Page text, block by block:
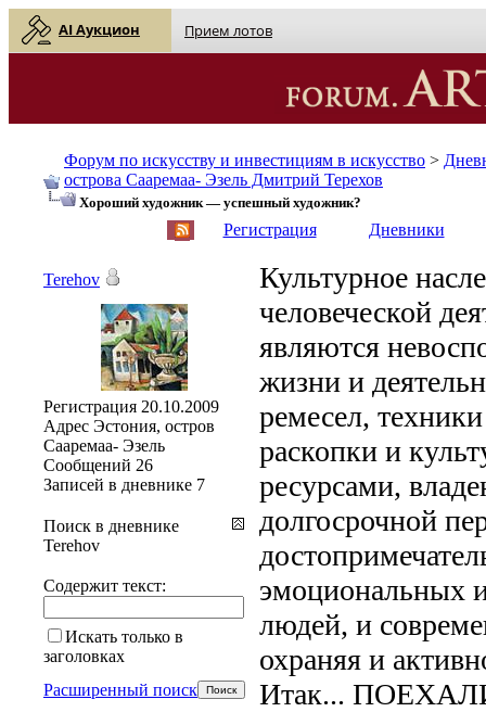
AI Аукцион Прием лотов
Форум по искусству и инвестициям в искусство >
острова Сааремаа- Эзель Дмитрий Терехов
Хороший художник — успешный художник?
Регистрация Дневники
Культурное
человеческой
являются
жизни и
ремесел,
раскопки и
ресурсами,
долгосрочной
эмоциональных
людей, и
охраняя и
Итак...
Terehov
Регистрация 20.10.2009
Адрес Эстония, остров
Сааремаа- Эзель
Сообщений 26
Записей в дневнике 7
Поиск в дневнике
Terehov
Содержит текст:
Искать только в
заголовках
Расширенный поиск